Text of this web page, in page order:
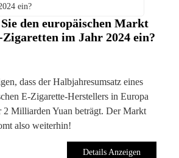
den europäischen Markt
im Jahr 2024 ein?
dass der Halbjahresumsatz eines
E-Zigarette-Herstellers in Europa
2 Milliarden Yuan beträgt. Der Markt
also weiterhin!
Details Anzeigen